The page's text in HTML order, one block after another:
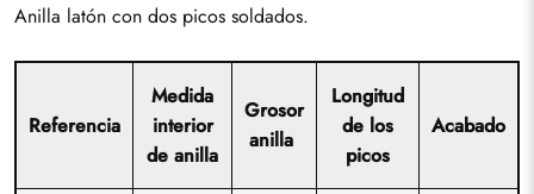
Anilla latón con dos picos soldados.
Referencia
Medida
interior
de anilla
Grosor
anilla
Longitud
de los
picos
Acabado